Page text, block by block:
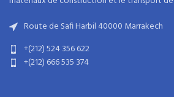
Route de Safi Harbil 40000 Marrakech
+(212) 524 356 622
+(212) 666 535 374